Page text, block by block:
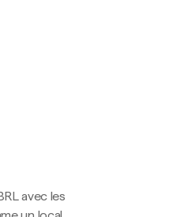
avec les